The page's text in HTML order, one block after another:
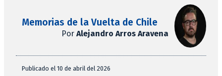
Memorias de la Vuelta de Chile
Por Alejandro Arros Aravena
Publicado el 10 de abril del 2026